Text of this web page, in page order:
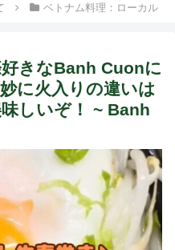
ベトナム料理：ローカル
好きなBanh Cuonに
に火入りの違いは
しいぞ！ ~ Banh